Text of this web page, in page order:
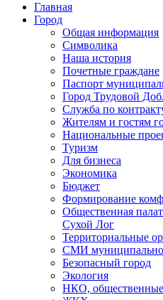
Главная
Город
Общая информация
Символика
Наша история
Почетные граждане
Паспорт
Город Трудовой
Служба по
Жителям и гостям
Национальные
Туризм
Для бизнеса
Экономика
Бюджет
Формирование
Общественная
Сухой Лог
Территориальные
СМИ
Безопасный город
Экология
НКО,